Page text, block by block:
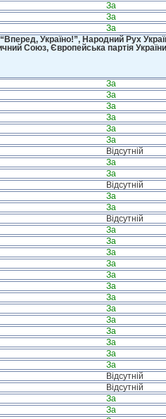
За
За
За
Україно!”, Народний Рух
Союз, Європейська партія
За
За
За
За
За
За
Відсутній
За
За
Відсутній
За
За
Відсутній
За
За
За
За
За
За
За
За
За
За
За
За
За
Відсутній
Відсутній
За
За